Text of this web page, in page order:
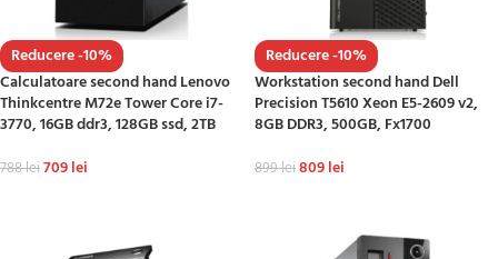
Reducere -10%
Calculatoare second hand Lenovo
Thinkcentre M72e Tower Core i7-
3770, 16GB ddr3, 128GB ssd, 2TB
788lei709lei
Reducere -10%
Workstation second hand Dell
Precision T5610 Xeon E5-2609 v2,
8GB DDR3, 500GB, Fx1700
899lei809lei